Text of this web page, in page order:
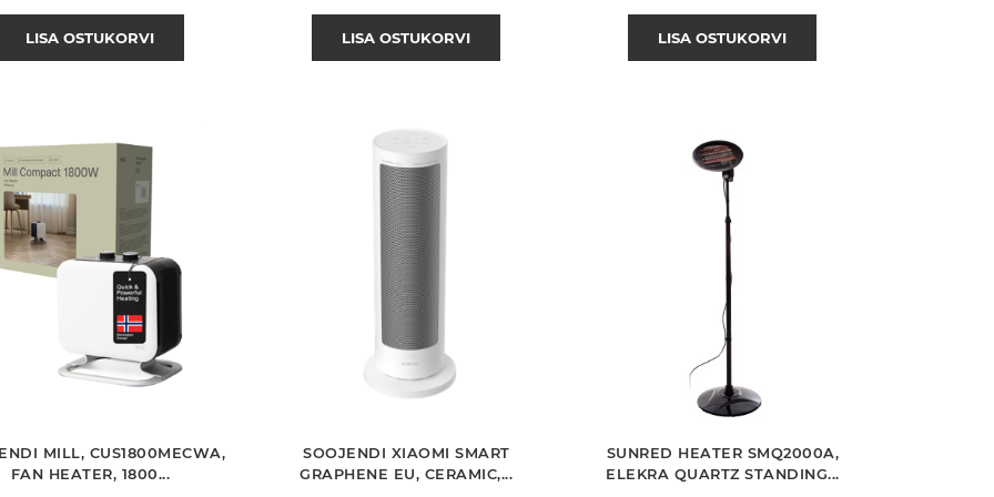
LISA OSTUKORVI LISA OSTUKORVI LISA OSTUKORVI
MILL, CUS1800MECWA,
FAN HEATER, 1800...
SOOJENDI XIAOMI SMART
GRAPHENE EU, CERAMIC,...
SUNRED HEATER SMQ2000A,
ELEKRA QUARTZ STANDING...